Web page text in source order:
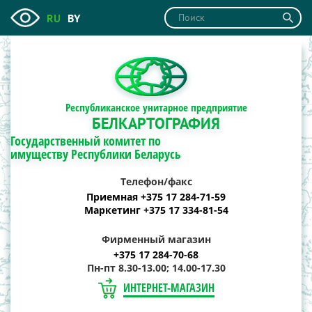
RU BY
Республиканское унитарное предприятие
БЕЛКАРТОГРАФИЯ
Государственный комитет по
имуществу Республики Беларусь
Телефон/факс
Приемная +375 17 284-71-59
Маркетинг +375 17 334-81-54
Фирменный магазин
+375 17 284-70-68
Пн-пт 8.30-13.00; 14.00-17.30
ИНТЕРНЕТ-МАГАЗИН